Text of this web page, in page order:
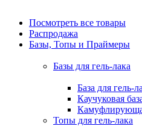
Посмотреть все товары
Распродажа
Базы, Топы и Праймеры
Базы для гель-лака
База для гель-
Каучуковая
Топы для гель-лака